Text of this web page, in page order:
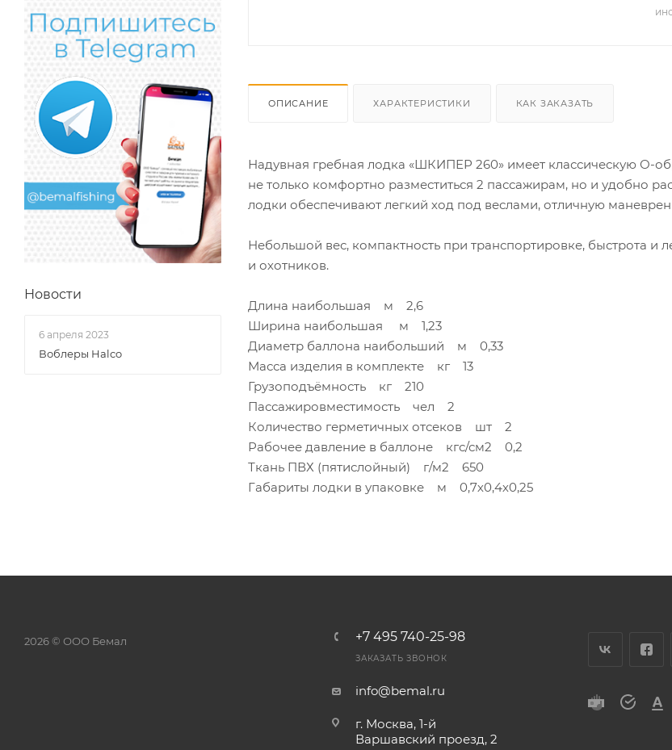
ОПИСАНИЕ ХАРАКТЕРИСТИКИ КАК ЗАКАЗАТЬ
Надувная гребная лодка «ШКИПЕР 260» имеет классическую О-
не только комфортно разместиться 2 пассажирам, но и удобно
лодки обеспечивают легкий ход под веслами, отличную
Небольшой вес, компактность при транспортировке, быстрота и
и охотников.
Длина наибольшая м 2,6
Ширина наибольшая м 1,23
Диаметр баллона наибольший м 0,33
Масса изделия в комплекте кг 13
Грузоподъёмность кг 210
Пассажировместимость чел 2
Количество герметичных отсеков шт 2
Рабочее давление в баллоне кгс/см2 0,2
Ткань ПВХ (пятислойный) г/м2 650
Габариты лодки в упаковке м 0,7х0,4х0,25
Новости
6 апреля 2023
Воблеры Halco
2026 © ООО Бемал +7 495 740-25-98
ЗАКАЗАТЬ ЗВОНОК
info@bemal.ru
г. Москва, 1-й
Варшавский проезд, 2